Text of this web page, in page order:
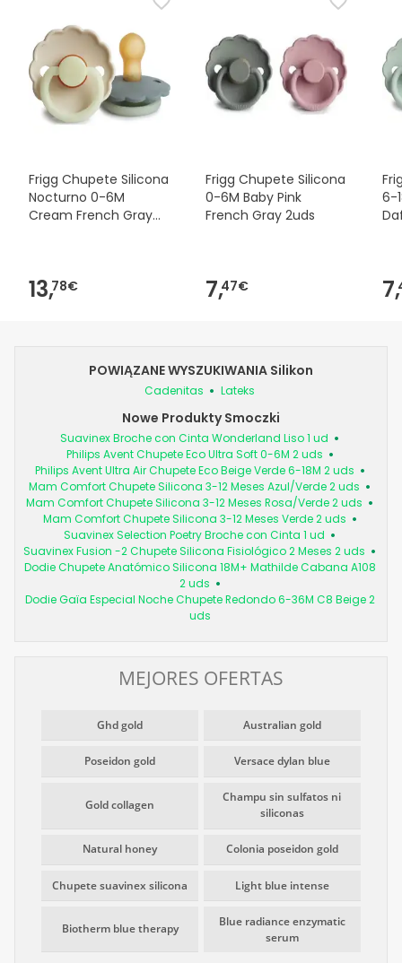
Frigg Chupete Silicona
Nocturno 0-6M
Cream French Gray
13,78€
Frigg Chupete Silicona
0-6M Baby Pink
French Gray 2uds
7,47€
6-
7,
POWIĄZANE WYSZUKIWANIA Silikon
Cadenitas Lateks
Nowe Produkty Smoczki
Suavinex Broche con Cinta Wonderland Liso 1 ud
Philips Avent Chupete Eco Ultra Soft 0-6M 2 uds
Philips Avent Ultra Air Chupete Eco Beige Verde 6-18M 2 uds
Mam Comfort Chupete Silicona 3-12 Meses Azul/Verde 2 uds
Mam Comfort Chupete Silicona 3-12 Meses Rosa/Verde 2 uds
Mam Comfort Chupete Silicona 3-12 Meses Verde 2 uds
Suavinex Selection Poetry Broche con Cinta 1 ud
Suavinex Fusion -2 Chupete Silicona Fisiológico 2 Meses 2 uds
Dodie Chupete Anatómico Silicona 18M+ Mathilde Cabana A108
2 uds
Dodie Gaïa Especial Noche Chupete Redondo 6-36M C8 Beige 2
uds
MEJORES OFERTAS
Ghd gold Australian gold
Poseidon gold Versace dylan blue
Gold collagen
Champu sin sulfatos ni
siliconas
Natural honey Colonia poseidon gold
Chupete suavinex silicona Light blue intense
Biotherm blue therapy
Blue radiance enzymatic
serum